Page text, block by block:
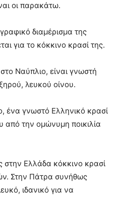
οι παρακάτω.
διαμέρισμα της
για το κόκκινο κρασί της.
Ναύπλιο, είναι γνωστή
λευκού οίνου.
ένα γνωστό Ελληνικό κρασί
από την ομώνυμη ποικιλία
Ελλάδα κόκκινο κρασί
Στην Πάτρα συνήθως
ιδανικό για να